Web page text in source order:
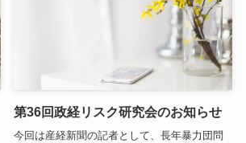
第36回政経リスク研究会のお知らせ
今回は産経新聞の記者として、長年暴力団問